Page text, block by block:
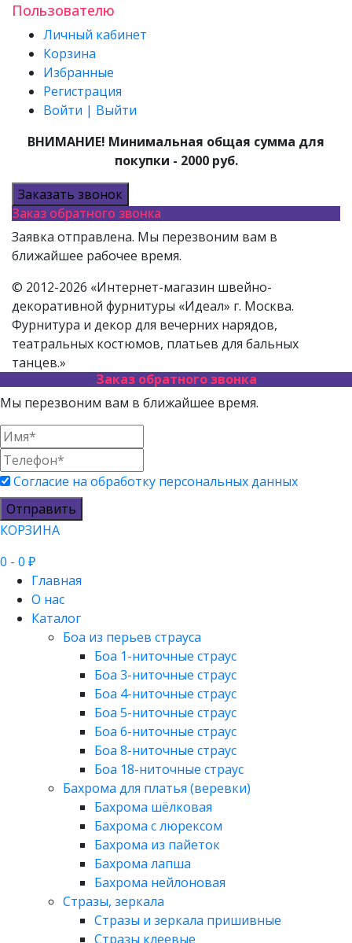
Пользователю
Личный кабинет
Корзина
Избранные
Регистрация
Войти | Выйти
ВНИМАНИЕ! Минимальная общая сумма для
покупки - 2000 руб.
Заказать звонок
Заказ обратного звонка
Заявка отправлена. Мы перезвоним вам в
ближайшее рабочее время.
© 2012-2026 «Интернет-магазин швейно-
декоративной фурнитуры «Идеал» г. Москва.
Фурнитура и декор для вечерних нарядов,
театральных костюмов, платьев для бальных
танцев.»
Заказ обратного звонка
Мы перезвоним вам в ближайшее время.
Согласие на обработку персональных данных
Отправить
КОРЗИНА
0 - 0 ₽
Главная
О нас
Каталог
Боа из перьев страуса
Боа 1-ниточные страус
Боа 3-ниточные страус
Боа 4-ниточные страус
Боа 5-ниточные страус
Боа 6-ниточные страус
Боа 8-ниточные страус
Боа 18-ниточные страус
Бахрома для платья (веревки)
Бахрома шёлковая
Бахрома с люрексом
Бахрома из пайеток
Бахрома лапша
Бахрома нейлоновая
Стразы, зеркала
Стразы и зеркала пришивные
Стразы клеевые